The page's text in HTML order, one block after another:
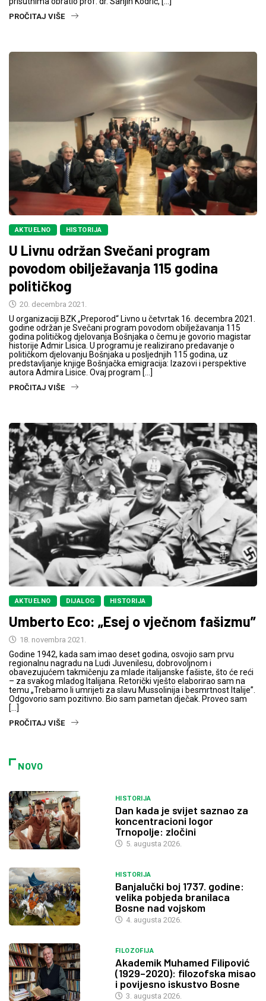
PROČITAJ VIŠE
AKTUELNO HISTORIJA
U Livnu održan Svečani program
povodom obilježavanja 115 godina
političkog
20. decembra 2021.
U organizaciji BZK „Preporod“ Livno u četvrtak 16. decembra 2021.
godine održan je Svečani program povodom obilježavanja 115
godina političkog djelovanja Bošnjaka o čemu je govorio magistar
historije Admir Lisica. U programu je realizirano predavanje o
političkom djelovanju Bošnjaka u posljednjih 115 godina, uz
predstavljanje knjige Bošnjačka emigracija: Izazovi i perspektive
autora Admira Lisice. Ovaj program […]
PROČITAJ VIŠE
AKTUELNO DIJALOG HISTORIJA
Umberto Eco: „Esej o vječnom fašizmu”
18. novembra 2021.
Godine 1942, kada sam imao deset godina, osvojio sam prvu
regionalnu nagradu na Ludi Juvenilesu, dobrovoljnom i
obavezujućem takmičenju za mlade italijanske fašiste, što će reći
– za svakog mladog Italijana. Retorički vješto elaborirao sam na
temu „Trebamo li umrijeti za slavu Mussolinija i besmrtnost Italije”.
Odgovorio sam pozitivno. Bio sam pametan dječak. Proveo sam
[…]
PROČITAJ VIŠE
NOVO
HISTORIJA
Dan kada je svijet saznao za
koncentracioni logor
Trnopolje: zločini
5. augusta 2026.
HISTORIJA
Banjalučki boj 1737. godine:
velika pobjeda branilaca
Bosne nad vojskom
4. augusta 2026.
FILOZOFIJA
Akademik Muhamed Filipović
(1929–2020): filozofska misao
i povijesno iskustvo Bosne
3. augusta 2026.